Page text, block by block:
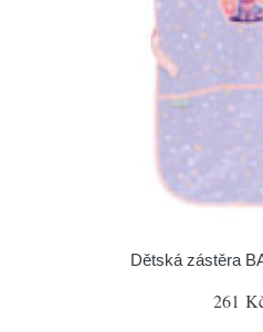
Dětská zástěra
261